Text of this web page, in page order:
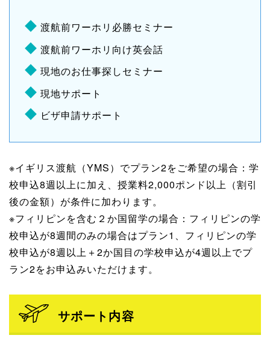
渡航前ワーホリ必勝セミナー
渡航前ワーホリ向け英会話
現地のお仕事探しセミナー
現地サポート
ビザ申請サポート
※イギリス渡航（YMS）でプラン2をご希望の場合：学
校申込8週以上に加え、授業料2,000ポンド以上（割引
後の金額）が条件に加わります。
※フィリピンを含む２か国留学の場合：フィリピンの学
校申込が8週間のみの場合はプラン1、フィリピンの学
校申込が8週以上＋2か国目の学校申込が4週以上でプ
ラン2をお申込みいただけます。
サポート内容